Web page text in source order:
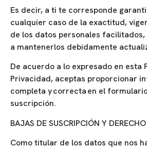
Es decir, a ti te corresponde
cualquier caso de la exactitud,
de los datos personales
a mantenerlos debidamente
De acuerdo a lo expresado en esta
Privacidad, aceptas proporcionar
completa y correcta en el
suscripción.
BAJAS DE SUSCRIPCIÓN Y
Como titular de los datos que nos